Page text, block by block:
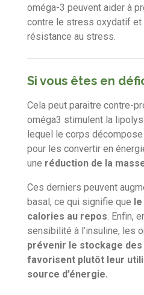
oméga-3 peuvent aider à
contre le stress oxydatif et
résistance au stress.
Si vous êtes en
Cela peut paraitre contre-
oméga3 stimulent la
lequel le corps
pour les convertir en
une réduction de la
Ces derniers peuvent
basal, ce qui signifie que
calories au repos. Enfin,
sensibilité à l’insuline, les
prévenir le stockage
favorisent plutôt leur
source d’énergie.